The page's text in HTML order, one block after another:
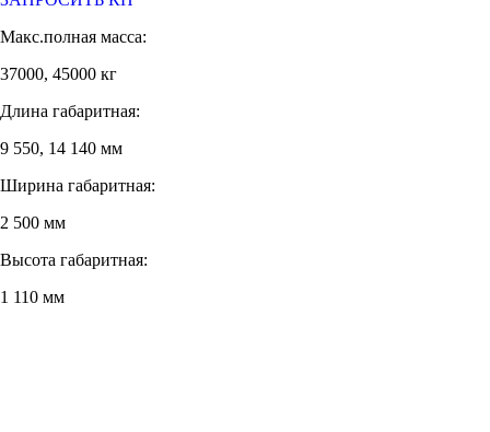
Макс.полная масса:
37000, 45000 кг
Длина габаритная:
9 550, 14 140 мм
Ширина габаритная:
2 500 мм
Высота габаритная:
1 110 мм